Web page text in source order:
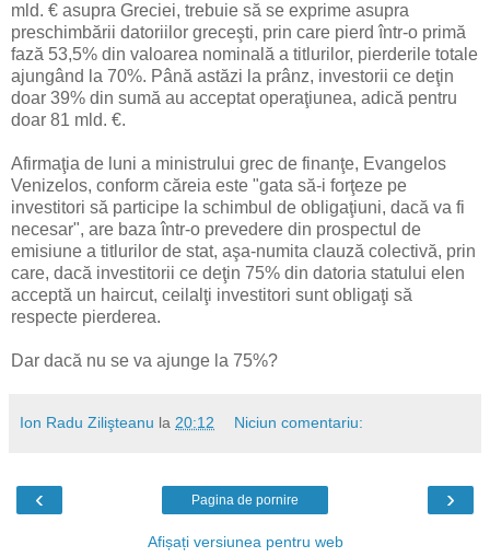
mld. € asupra Greciei, trebuie să se exprime asupra
preschimbării datoriilor greceşti, prin care pierd într-o primă
fază 53,5% din valoarea nominală a titlurilor, pierderile totale
ajungând la 70%. Până astăzi la prânz, investorii ce deţin
doar 39% din sumă au acceptat operaţiunea, adică pentru
doar 81 mld. €.
Afirmaţia de luni a ministrului grec de finanţe, Evangelos
Venizelos, conform căreia este "gata să-i forţeze pe
investitori să participe la schimbul de obligaţiuni, dacă va fi
necesar", are baza într-o prevedere din prospectul de
emisiune a titlurilor de stat, aşa-numita clauză colectivă, prin
care, dacă investitorii ce deţin 75% din datoria statului elen
acceptă un haircut, ceilalţi investitori sunt obligaţi să
respecte pierderea.
Dar dacă nu se va ajunge la 75%?
Ion Radu Zilişteanu la 20:12 Niciun comentariu:
‹ ›
Pagina de pornire
Afișați versiunea pentru web